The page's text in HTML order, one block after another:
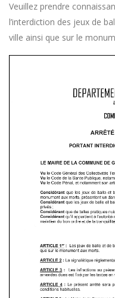
Veuillez prendre
l’interdiction des jeux de
ville ainsi que sur le